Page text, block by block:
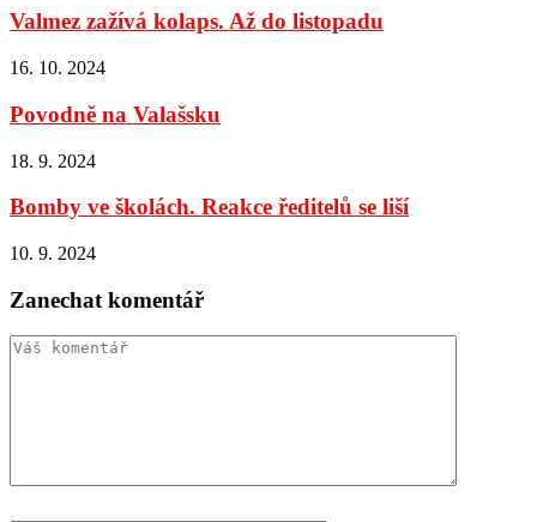
Valmez zažívá kolaps. Až do listopadu
16. 10. 2024
Povodně na Valašsku
18. 9. 2024
Bomby ve školách. Reakce ředitelů se liší
10. 9. 2024
Zanechat komentář